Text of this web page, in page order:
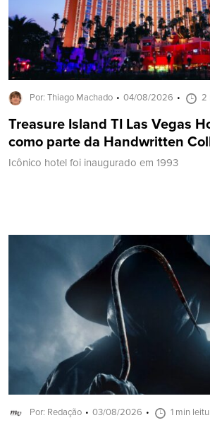
Por: Thiago Machado 04/08/2026 2
Treasure Island TI Las Vegas
como parte da Handwritten
Icônico hotel foi inaugurado em 1993
Por: Redação 03/08/2026 1 min